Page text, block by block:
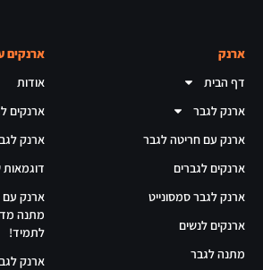
ארנק
דף הבית
ארנק לגבר
ארנק עם חריטה לגבר
ארנקים לגברים
ארנק לגבר סמסונייט
ארנקים לנשים
מתנה לגבר
ארנקים
אודות
ארנקים
ארנק
מתנה
לתמיד!
ארנק